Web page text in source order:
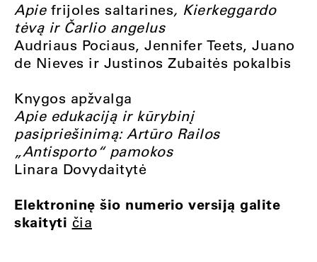
Apiefrijoles saltarines, Kierkeggardo
tėvą ir Čarlio angelus
Audriaus Pociaus, Jennifer Teets, Juano
de Nieves ir Justinos Zubaitės pokalbis
Knygos apžvalga
Apie edukaciją ir kūrybinį
pasipriešinimą: Artūro Railos
„Antisporto“ pamokos
Linara Dovydaitytė
Elektroninę šio numerio versiją galite
skaityti čia